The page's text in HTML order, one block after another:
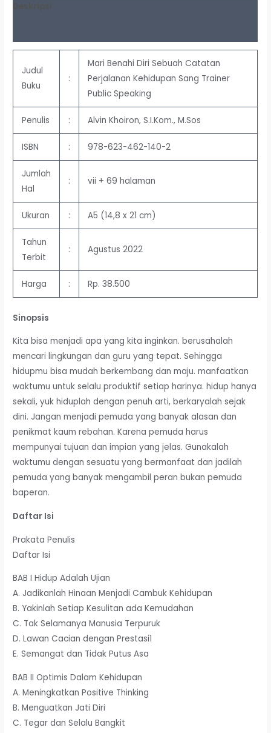
Deskripsi
Judul
Buku
:
Mari Benahi Diri Sebuah Catatan
Perjalanan Kehidupan Sang Trainer
Public Speaking
Penulis : Alvin Khoiron, S.I.Kom., M.Sos
ISBN : 978-623-462-140-2
Jumlah
Hal
: vii + 69 halaman
Ukuran : A5 (14,8 x 21 cm)
Tahun
Terbit
: Agustus 2022
Harga : Rp. 38.500
Sinopsis
Kita bisa menjadi apa yang kita inginkan. berusahalah
mencari lingkungan dan guru yang tepat. Sehingga
hidupmu bisa mudah berkembang dan maju. manfaatkan
waktumu untuk selalu produktif setiap harinya. hidup hanya
sekali, yuk hiduplah dengan penuh arti, berkaryalah sejak
dini. Jangan menjadi pemuda yang banyak alasan dan
penikmat kaum rebahan. Karena pemuda harus
mempunyai tujuan dan impian yang jelas. Gunakalah
waktumu dengan sesuatu yang bermanfaat dan jadilah
pemuda yang banyak mengambil peran bukan pemuda
baperan.
Daftar Isi
Prakata Penulis
Daftar Isi
BAB I Hidup Adalah Ujian
A. Jadikanlah Hinaan Menjadi Cambuk Kehidupan
B. Yakinlah Setiap Kesulitan ada Kemudahan
C. Tak Selamanya Manusia Terpuruk
D. Lawan Cacian dengan Prestasi1
E. Semangat dan Tidak Putus Asa
BAB II Optimis Dalam Kehidupan
A. Meningkatkan Positive Thinking
B. Menguatkan Jati Diri
C. Tegar dan Selalu Bangkit